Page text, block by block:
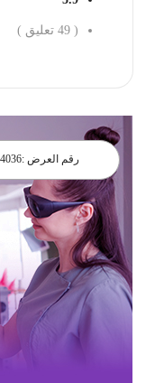
49 تعليق )
رقم العرض : 84036